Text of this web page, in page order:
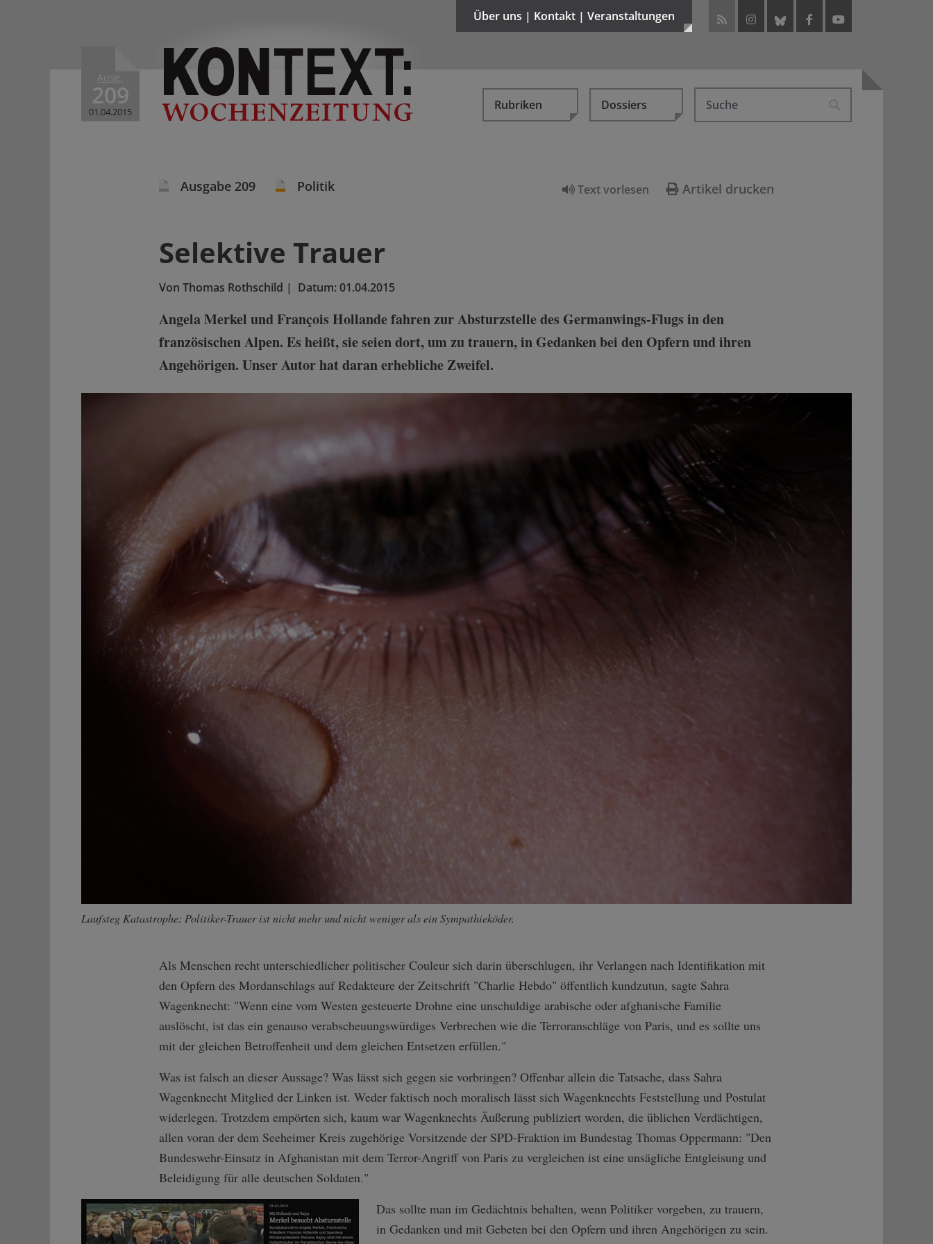
Ausg.
209
01.04.2015
Über uns | Kontakt | Veranstaltungen
Rubriken Dossiers
Text vorlesen Artikel drucken
Ausgabe 209 Politik
Selektive Trauer
Von Thomas Rothschild | Datum:01.04.2015
Angela Merkel und François Hollande fahren zur Absturzstelle des Germanwings-Flugs in den
französischen Alpen. Es heißt, sie seien dort, um zu trauern, in Gedanken bei den Opfern und ihren
Angehörigen. Unser Autor hat daran erhebliche Zweifel.
Laufsteg Katastrophe: Politiker-Trauer ist nicht mehr und nicht weniger als ein Sympathieköder.
Als Menschen recht unterschiedlicher politischer Couleur sich darin überschlugen, ihr Verlangen nach Identifikation mit
den Opfern des Mordanschlags auf Redakteure der Zeitschrift "Charlie Hebdo" öffentlich kundzutun, sagte Sahra
Wagenknecht: "Wenn eine vom Westen gesteuerte Drohne eine unschuldige arabische oder afghanische Familie
auslöscht, ist das ein genauso verabscheuungswürdiges Verbrechen wie die Terroranschläge von Paris, und es sollte uns
mit der gleichen Betroffenheit und dem gleichen Entsetzen erfüllen."
Was ist falsch an dieser Aussage? Was lässt sich gegen sie vorbringen? Offenbar allein die Tatsache, dass Sahra
Wagenknecht Mitglied der Linken ist. Weder faktisch noch moralisch lässt sich Wagenknechts Feststellung und Postulat
widerlegen. Trotzdem empörten sich, kaum war Wagenknechts Äußerung publiziert worden, die üblichen Verdächtigen,
allen voran der dem Seeheimer Kreis zugehörige Vorsitzende der SPD-Fraktion im Bundestag Thomas Oppermann: "Den
Bundeswehr-Einsatz in Afghanistan mit dem Terror-Angriff von Paris zu vergleichen ist eine unsägliche Entgleisung und
Beleidigung für alle deutschen Soldaten."
Das sollte man im Gedächtnis behalten, wenn Politiker vorgeben, zu trauern,
in Gedanken und mit Gebeten bei den Opfern und ihren Angehörigen zu sein.